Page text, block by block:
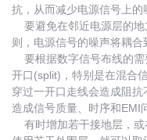
抗，从而减少电源信号上的
要避免在邻近电源层的地
则，电源信号的噪声将耦合
要根据数字信号布线的需
开口(split)，特别是在混合
穿过一开口走线会造成阻
造成信号质量、时序和EMI
有时增加若干接地层，或